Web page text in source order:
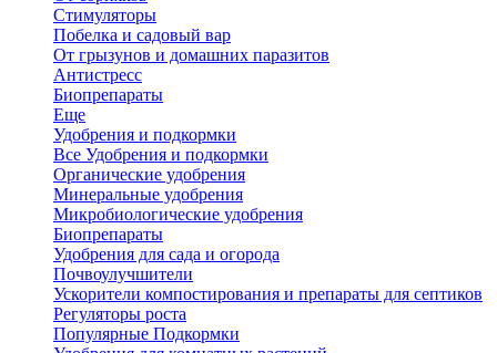
Стимуляторы
Побелка и садовый вар
От грызунов и домашних паразитов
Антистресс
Биопрепараты
Еще
Удобрения и подкормки
Все Удобрения и подкормки
Органические удобрения
Минеральные удобрения
Микробиологические удобрения
Биопрепараты
Удобрения для сада и огорода
Почвоулучшители
Ускорители компостирования и препараты для септиков
Регуляторы роста
Популярные Подкормки